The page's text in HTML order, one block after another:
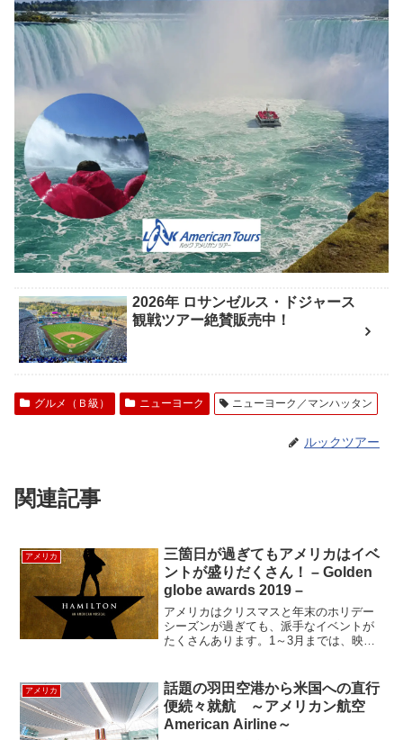
2026年 ロサンゼルス・ドジャース
観戦ツアー絶賛販売中！
グルメ（Ｂ級） ニューヨーク ニューヨーク／マンハッタン
ルックツアー
関連記事
アメリカ
三箇日が過ぎてもアメリカはイベ
ントが盛りだくさん！ – Golden
globe awards 2019 –
アメリカはクリスマスと年末のホリデー
シーズンが過ぎても、派手なイベントが
たくさんあります。1～3月までは、映画
気分がめいりそうになりますが、そんな
気分を吹き飛ばしてくれ...
アメリカ
話題の羽田空港から米国への直行
便続々就航 ～アメリカン航空
American Airline～